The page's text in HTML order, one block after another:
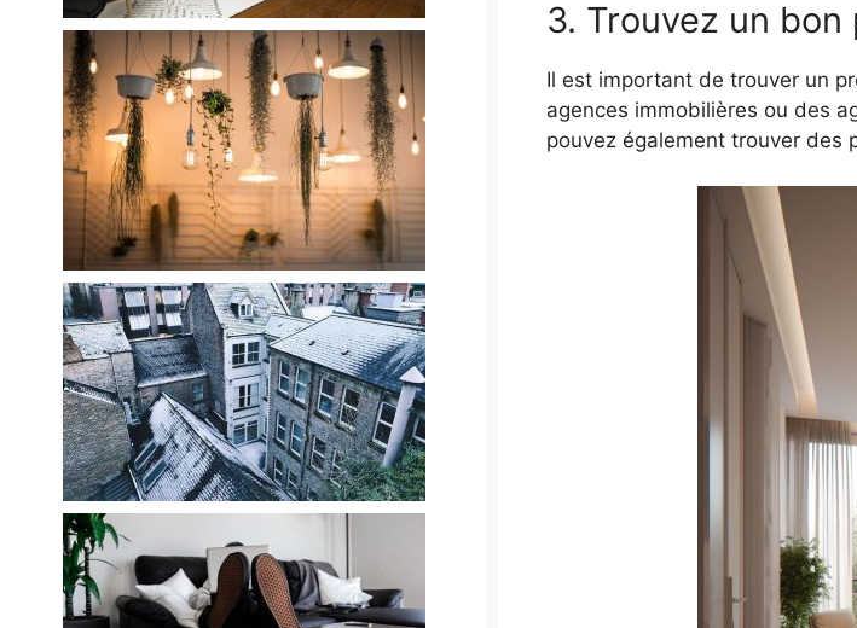
3. Trouvez un
Il est important de trouver un
agences immobilières ou des
pouvez également trouver des